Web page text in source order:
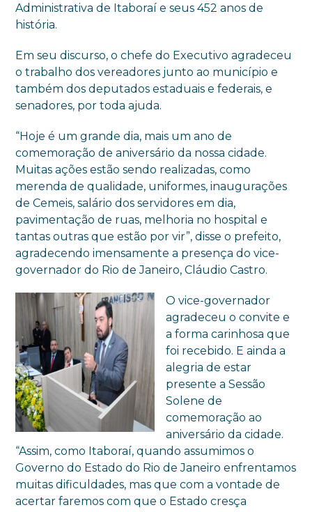
Administrativa de Itaboraí e seus 452 anos de
história.
Em seu discurso, o chefe do Executivo agradeceu
o trabalho dos vereadores junto ao município e
também dos deputados estaduais e federais, e
senadores, por toda ajuda.
“Hoje é um grande dia, mais um ano de
comemoração de aniversário da nossa cidade.
Muitas ações estão sendo realizadas, como
merenda de qualidade, uniformes, inaugurações
de Cemeis, salário dos servidores em dia,
pavimentação de ruas, melhoria no hospital e
tantas outras que estão por vir”, disse o prefeito,
agradecendo imensamente a presença do vice-
governador do Rio de Janeiro, Cláudio Castro.
O vice-governador
agradeceu o convite e
a forma carinhosa que
foi recebido. E ainda a
alegria de estar
presente a Sessão
Solene de
comemoração ao
aniversário da cidade.
“Assim, como Itaboraí, quando assumimos o
Governo do Estado do Rio de Janeiro enfrentamos
muitas dificuldades, mas que com a vontade de
acertar faremos com que o Estado cresça